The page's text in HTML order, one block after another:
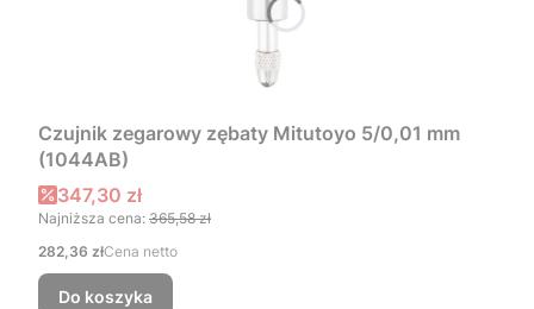
Czujnik zegarowy zębaty Mitutoyo 5/0,01 mm
(1044AB)
Cena promocyjna
347,30 zł
Najniższa cena: 365,58 zł
Cena
282,36 złCena netto
Do koszyka